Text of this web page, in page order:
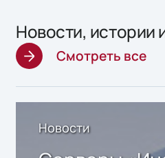
Новости, истории
Смотреть все
Новости